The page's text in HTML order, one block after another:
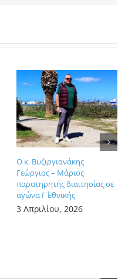
Ο κ. Βυζιργιανάκης
Γεώργιος – Μάριος
παρατηρητής διαιτησίας σε
αγώνα Γ΄ Εθνικής
3 Απριλίου, 2026